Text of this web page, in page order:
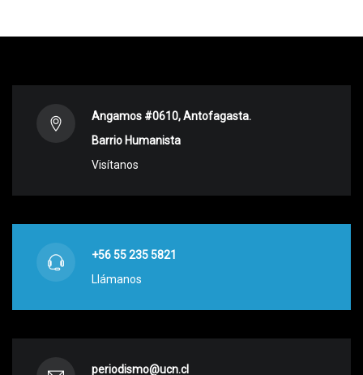
Angamos #0610, Antofagasta.
Barrio Humanista
Visítanos
+56 55 235 5821
Llámanos
periodismo@ucn.cl